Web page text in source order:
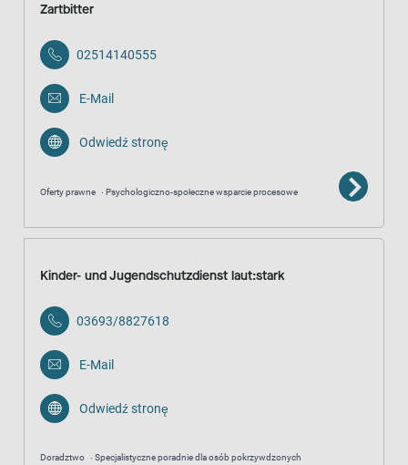
Zartbitter
02514140555
E-Mail
Odwiedź stronę
Oferty prawne Psychologiczno-społeczne wsparcie procesowe
Kinder- und Jugendschutzdienst laut:stark
03693/8827618
E-Mail
Odwiedź stronę
Doradztwo
Specjalistyczne poradnie dla osób pokrzywdzonych